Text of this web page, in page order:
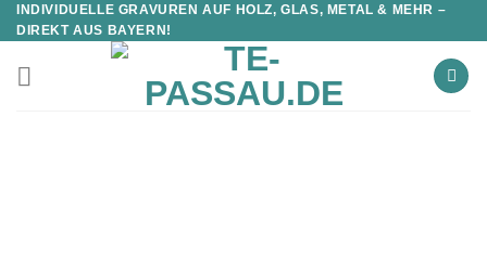
INDIVIDUELLE GRAVUREN AUF HOLZ, GLAS, METAL & MEHR –
DIREKT AUS BAYERN!